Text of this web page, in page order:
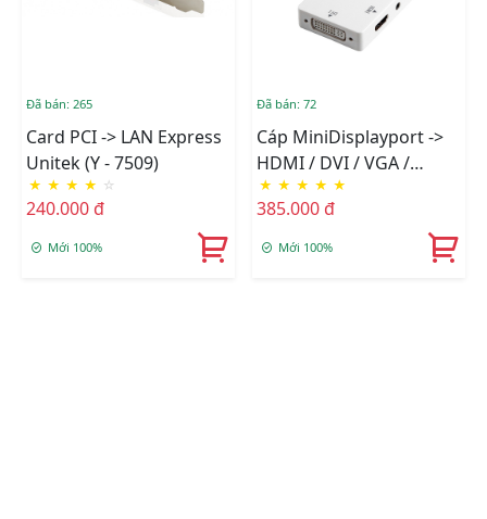
Đã bán: 265
Card PCI -> LAN Express
Unitek (Y - 7509)
★ ★ ★ ★ ☆
240.000 đ
Mới 100%
Đã bán: 72
Cáp MiniDisplayport ->
HDMI / DVI / VGA /
Audio Unitek (Y - 6354)
★ ★ ★ ★ ★
385.000 đ
Mới 100%